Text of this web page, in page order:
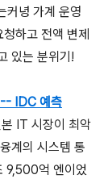
커녕 가계 운영
하고 전액 변제
있는 분위기!
-- IDC 예측
IT 시장이 최악
계의 시스템 통
9,500억 엔이었